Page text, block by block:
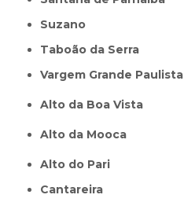
Suzano
Taboão da Serra
Vargem Grande Paulista
Alto da Boa Vista
Alto da Mooca
Alto do Pari
Cantareira